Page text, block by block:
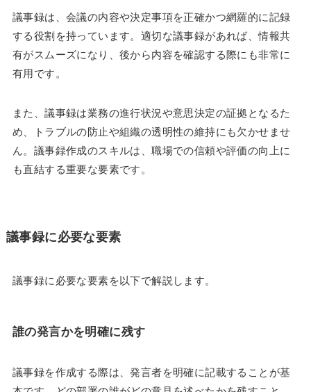
議事録は、会議の内容や決定事項を正確かつ網羅的に記録
する役割を持っています。適切な議事録があれば、情報共
有がスムーズになり、後から内容を確認する際にも非常に
有用です。
また、議事録は業務の進行状況や意思決定の証拠となるた
め、トラブルの防止や組織の透明性の維持にも欠かせませ
ん。議事録作成のスキルは、職場での信頼や評価の向上に
も直結する重要な要素です。
議事録に必要な要素
議事録に必要な要素を以下で解説します。
誰の発言かを明確に残す
議事録を作成する際は、発言者を明確に記載することが基